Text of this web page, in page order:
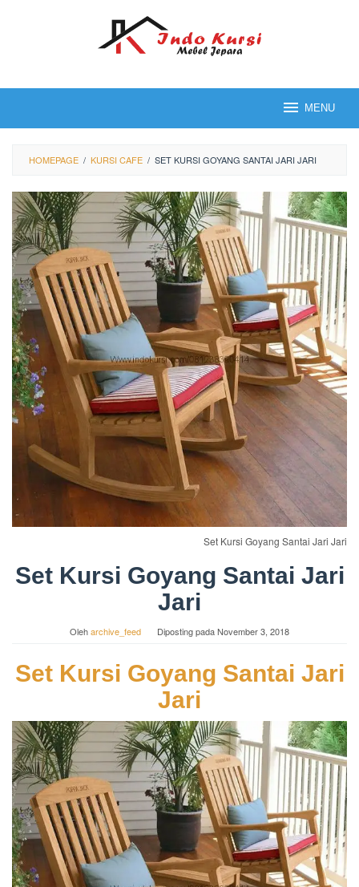
MENU
HOMEPAGE / KURSI CAFE / SET KURSI GOYANG SANTAI JARI JARI
Set Kursi Goyang Santai Jari Jari
Set Kursi Goyang Santai Jari
Jari
Oleharchive_feed Diposting padaNovember 3, 2018
Set Kursi Goyang Santai Jari
Jari